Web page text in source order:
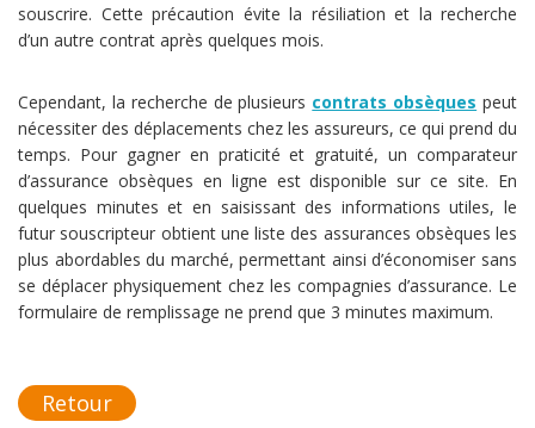
souscrire. Cette précaution évite la résiliation et la recherche
d’un autre contrat après quelques mois.
Cependant, la recherche de plusieurs contrats obsèques peut
nécessiter des déplacements chez les assureurs, ce qui prend du
temps. Pour gagner en praticité et gratuité, un comparateur
d’assurance obsèques en ligne est disponible sur ce site. En
quelques minutes et en saisissant des informations utiles, le
futur souscripteur obtient une liste des assurances obsèques les
plus abordables du marché, permettant ainsi d’économiser sans
se déplacer physiquement chez les compagnies d’assurance. Le
formulaire de remplissage ne prend que 3 minutes maximum.
Retour